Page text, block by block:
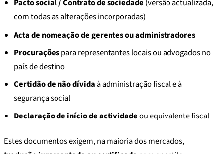
Pacto social / Contrato de sociedade (versão actualizada,
com todas as alterações incorporadas)
Acta de nomeação de gerentes ou administradores
Procuraçõespara representantes locais ou advogados no
país de destino
Certidão de não dívidaà administração fiscal e à
segurança social
Declaração de início de actividadeou equivalente fiscal
Estes documentos exigem, na maioria dos mercados,